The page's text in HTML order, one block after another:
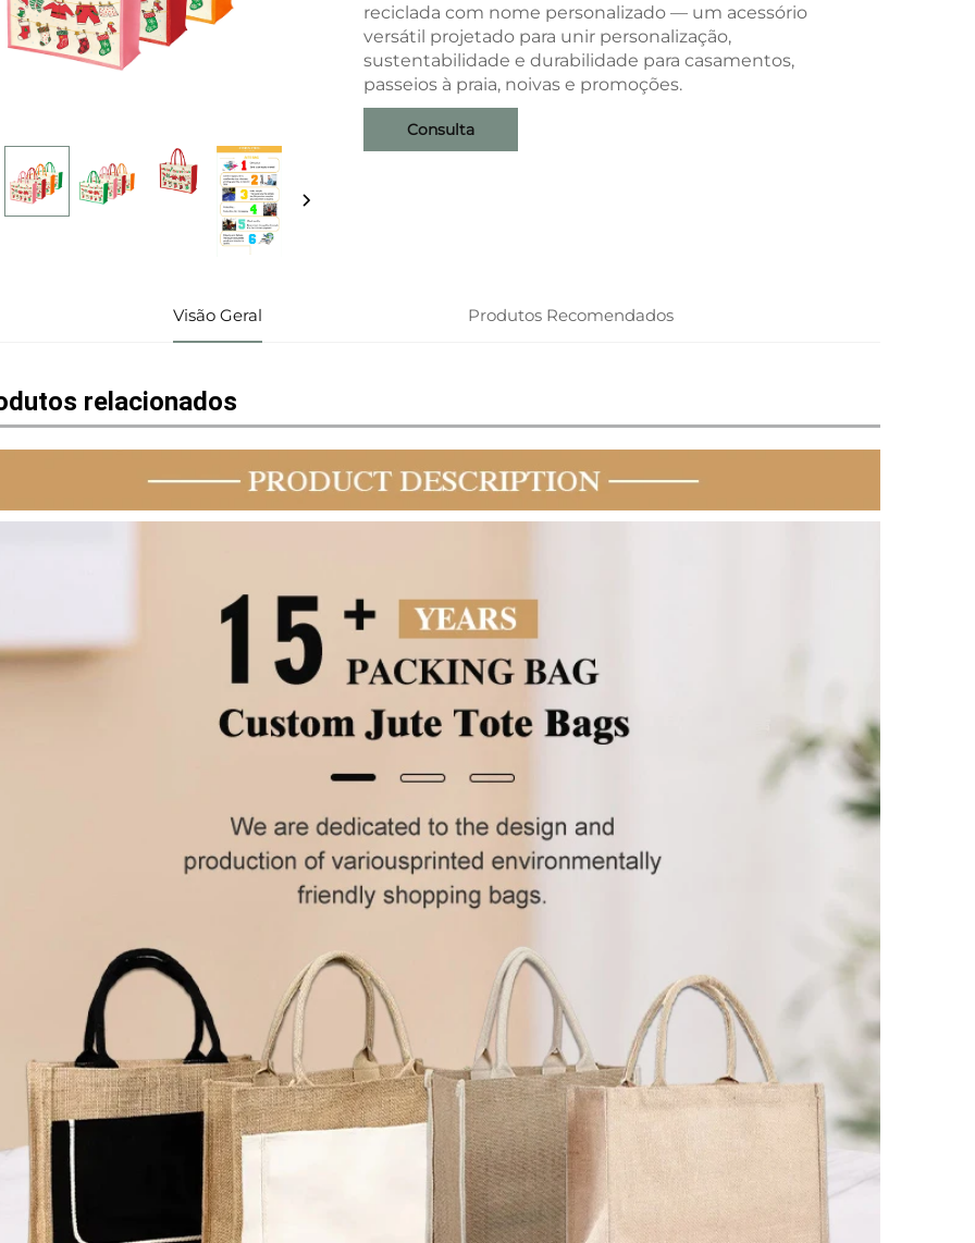
reciclada com nome personalizado — um acessório
versátil projetado para unir personalização,
sustentabilidade e durabilidade para casamentos,
passeios à praia, noivas e promoções.
Consulta
Visão Geral Produtos Recomendados
relacionados